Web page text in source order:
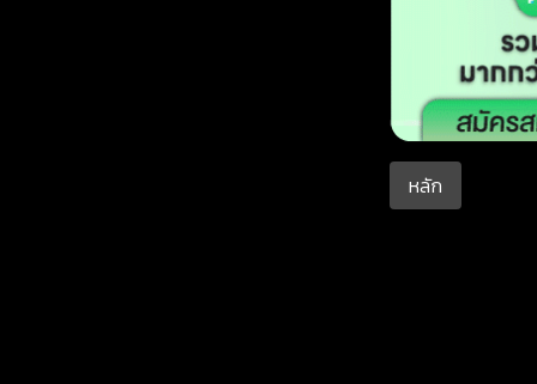
หลัก